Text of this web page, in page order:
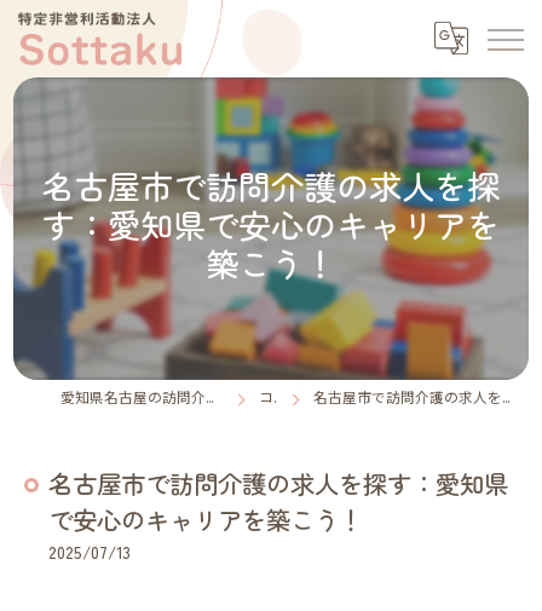
名古屋市で訪問介護の求人を探
す：愛知県で安心のキャリアを
築こう！
愛知県名古屋の訪問介護なら特定非営利活動法人Sottaku コラム 名古屋市で訪問介護の求人を探す：愛知県で安心のキャリアを築こう！
名古屋市で訪問介護の求人を探す：愛知県
で安心のキャリアを築こう！
2025/07/13